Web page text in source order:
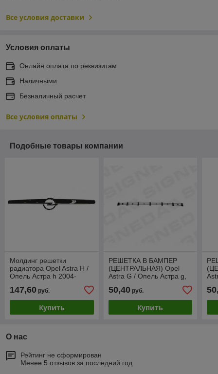
Все условия доставки
Условия оплаты
Онлайн оплата по реквизитам
Наличными
Безналичный расчет
Все условия оплаты
Подобные товары компании
Молдинг решетки
радиатора Opel Astra H /
Опель Астра h 2004-
147,60 руб.
Купить
РЕШЕТКА В БАМПЕР
(ЦЕНТРАЛЬНАЯ) Opel
Astra G / Опель Астра g,
50,40руб.
Купить
О нас
Рейтинг не сформирован
Менее 5 отзывов за последний год